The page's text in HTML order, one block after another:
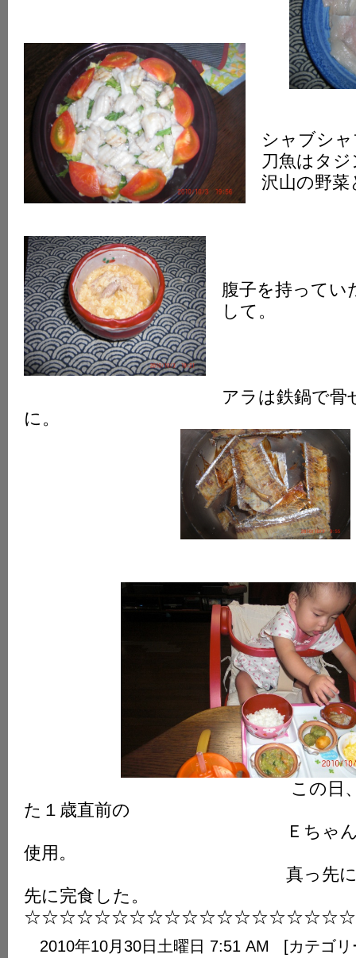
シャブシ
刀魚はタ
沢山の野菜
腹子を持ってい
して。
アラは鉄鍋で骨
に
この日、お預かり
た１歳直前の
Ｅちゃんの夕食に
使用。
真っ先に手を伸ば
先に完食した。
2010年10月30日土曜日 7:51 AM [カテゴリ